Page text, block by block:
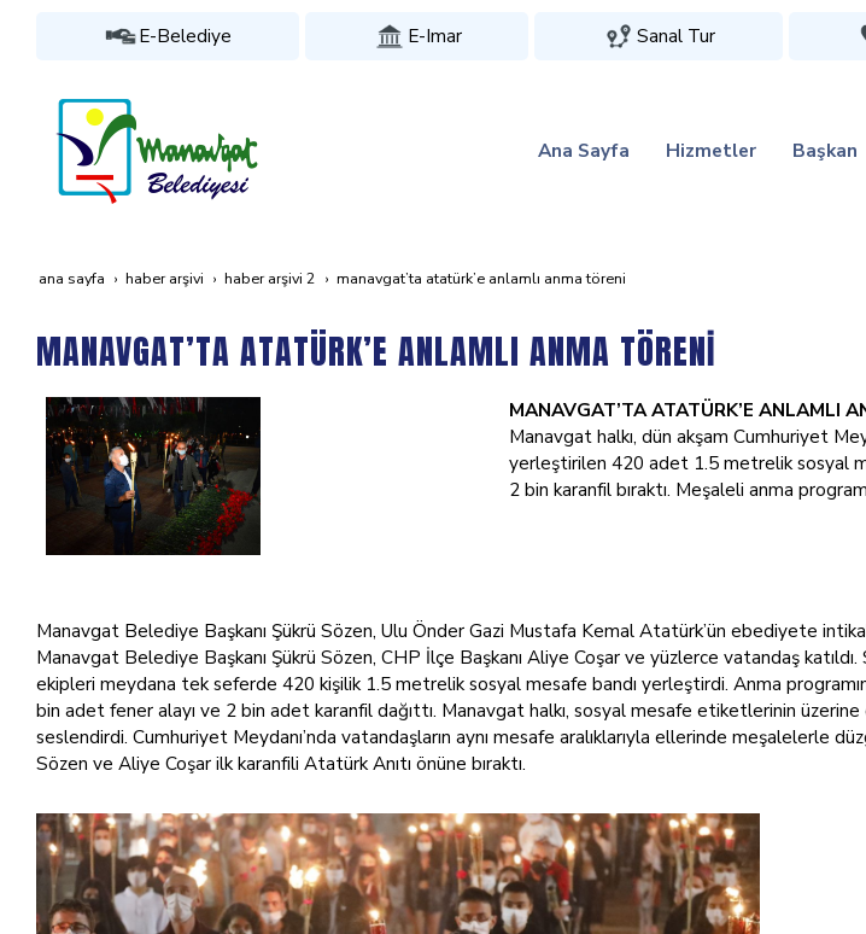
E-Belediye E-Imar Sanal Tur
Ana Sayfa Hizmetler Başkan
ana sayfa haber arşivi haber arşivi 2 manavgat’ta atatürk’e anlamli anma töreni̇
MANAVGAT’TA ATATÜRK’E ANLAMLI ANMA TÖRENİ
MANAVGAT’TA ATATÜRK’E ANLAMLI
Manavgat halkı, dün akşam Cumhuriyet
yerleştirilen 420 adet 1.5 metrelik sosyal
2 bin karanfil bıraktı. Meşaleli anma
Manavgat Belediye Başkanı Şükrü Sözen, Ulu Önder Gazi Mustafa Kemal Atatürk’ün ebediyete
Manavgat Belediye Başkanı Şükrü Sözen, CHP İlçe Başkanı Aliye Coşar ve yüzlerce vatandaş
ekipleri meydana tek seferde 420 kişilik 1.5 metrelik sosyal mesafe bandı yerleştirdi. Anma
bin adet fener alayı ve 2 bin adet karanfil dağıttı. Manavgat halkı, sosyal mesafe etiketlerinin
seslendirdi. Cumhuriyet Meydanı’nda vatandaşların aynı mesafe aralıklarıyla ellerinde meşalelerle
Sözen ve Aliye Coşar ilk karanfili Atatürk Anıtı önüne bıraktı.